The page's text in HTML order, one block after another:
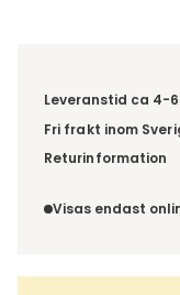
Leveranstid ca 4-6
Fri frakt inom
Denna vara
ordern tillsammans.
Returinformation
inte av ångerrätten.
Visas endast